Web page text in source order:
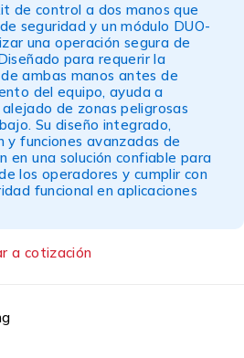
de control a dos manos que
seguridad y un módulo DUO-
una operación segura de
para requerir la
ambas manos antes de
del equipo, ayuda a
de zonas peligrosas
Su diseño integrado,
y funciones avanzadas de
en una solución confiable para
los operadores y cumplir con
funcional en aplicaciones
a cotización